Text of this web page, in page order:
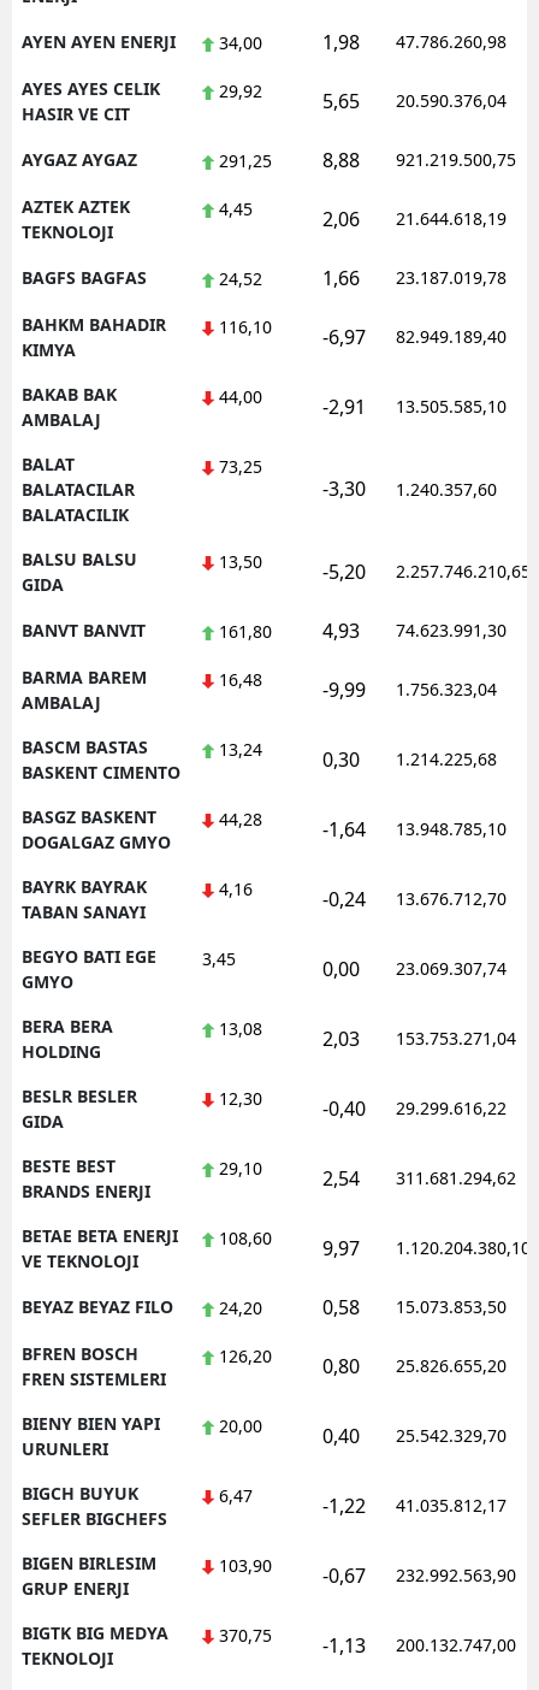
AYEN AYEN ENERJI
34,00 1,98 47.786.260,98
AYES AYES CELIK
HASIR VE CIT
29,92 5,65 20.590.376,04
AYGAZ AYGAZ 291,25 8,88 921.219.500,75
AZTEK AZTEK
TEKNOLOJI
4,45 2,06 21.644.618,19
BAGFS BAGFAS 24,52 1,66 23.187.019,78
BAHKM BAHADIR
KIMYA
116,10 -6,97 82.949.189,40
BAKAB BAK
AMBALAJ
44,00 -2,91 13.505.585,10
BALAT
BALATACILAR
BALATACILIK
73,25
-3,30 1.240.357,60
BALSU BALSU
GIDA
13,50 -5,20 2.257.746.210,65
BANVT BANVIT 161,80 4,93 74.623.991,30
BARMA BAREM
AMBALAJ
16,48 -9,99 1.756.323,04
BASCM BASTAS
BASKENT CIMENTO
13,24 0,30 1.214.225,68
BASGZ BASKENT
DOGALGAZ GMYO
44,28 -1,64 13.948.785,10
BAYRK BAYRAK
TABAN SANAYI
4,16 -0,24 13.676.712,70
BEGYO BATI EGE
GMYO
3,45 0,00 23.069.307,74
BERA BERA
HOLDING
13,08 2,03 153.753.271,04
BESLR BESLER
GIDA
12,30 -0,40 29.299.616,22
BESTE BEST
BRANDS ENERJI
29,10 2,54 311.681.294,62
BETAE BETA ENERJI
VE TEKNOLOJI
108,60 9,97 1.120.204.380,10
BEYAZ BEYAZ FILO 24,20 0,58 15.073.853,50
BFREN BOSCH
FREN SISTEMLERI
126,20 0,80 25.826.655,20
BIENY BIEN YAPI
URUNLERI
20,00 0,40 25.542.329,70
BIGCH BUYUK
SEFLER BIGCHEFS
6,47 -1,22 41.035.812,17
BIGEN BIRLESIM
GRUP ENERJI
103,90 -0,67 232.992.563,90
BIGTK BIG MEDYA
TEKNOLOJI
370,75 -1,13 200.132.747,00